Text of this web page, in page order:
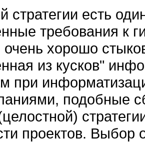
стратегии есть
требования к
хорошо
из кусков"
при
, подобные
проектов. Выбор